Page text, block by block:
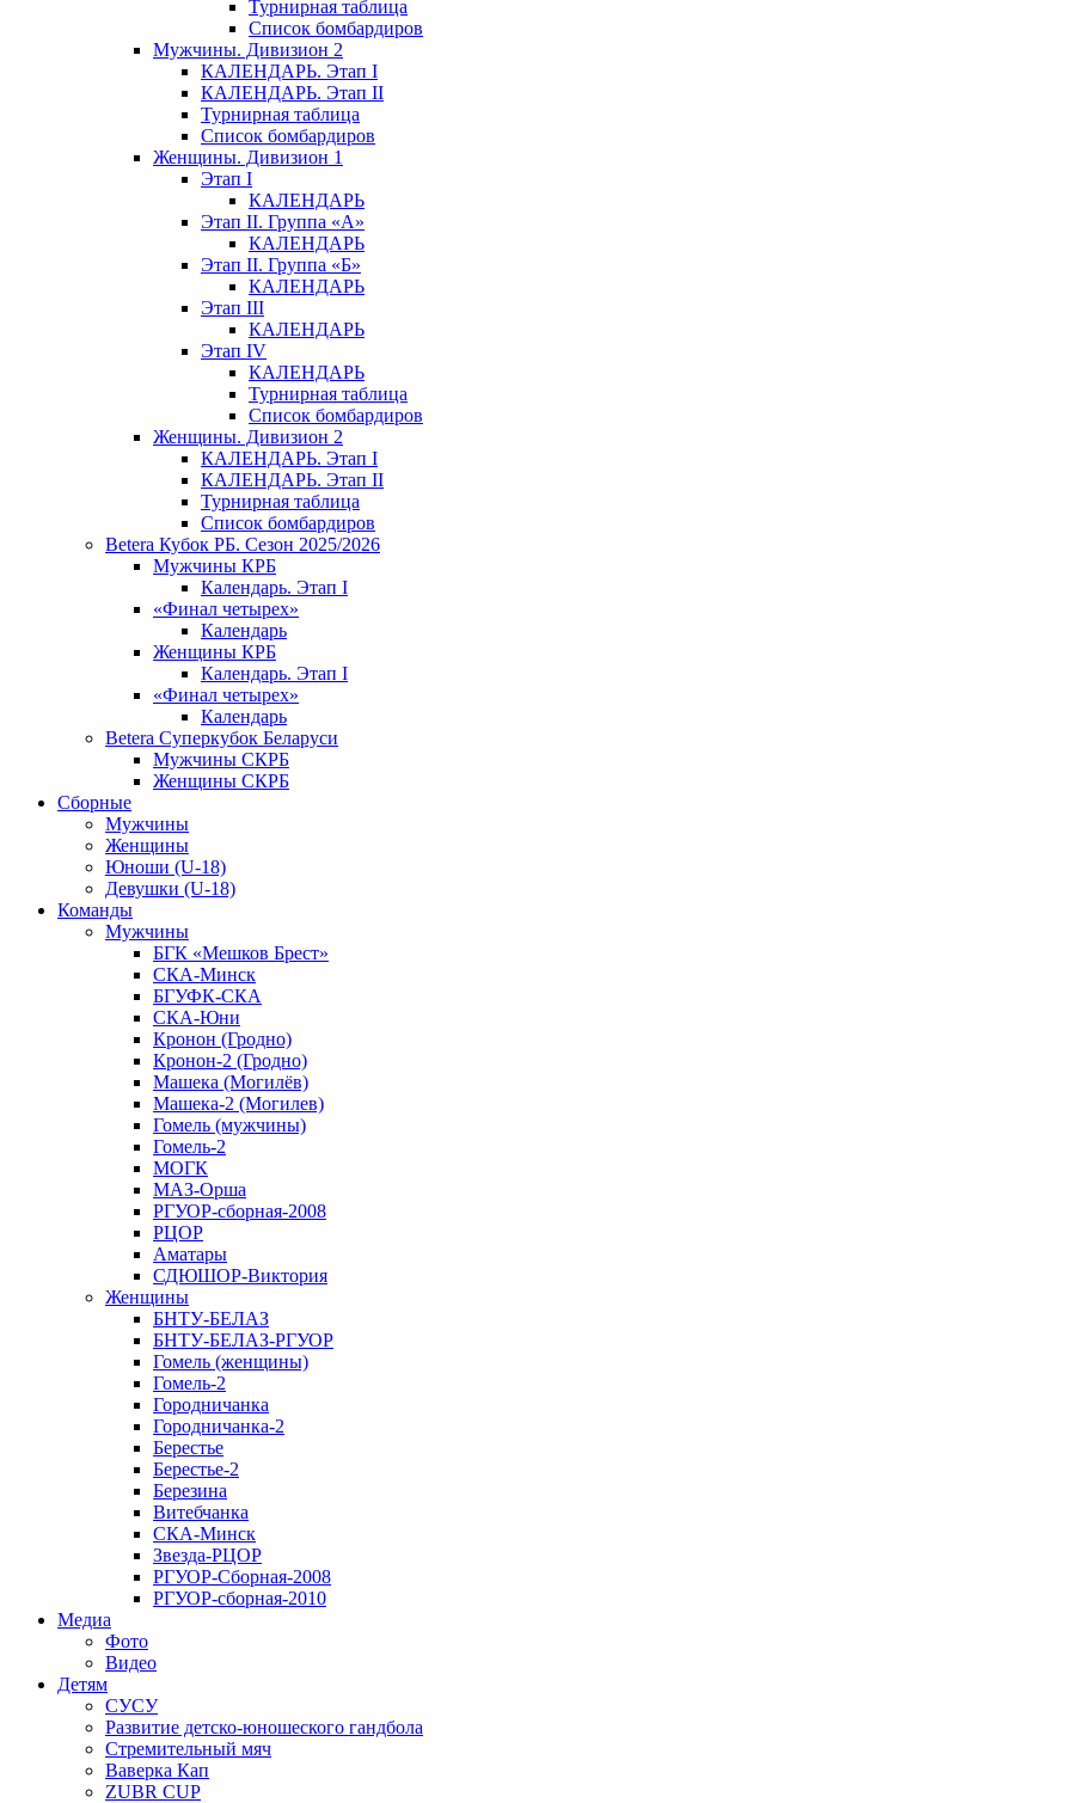
Турнирная таблица
Список бомбардиров
Мужчины. Дивизион 2
КАЛЕНДАРЬ. Этап I
КАЛЕНДАРЬ. Этап II
Турнирная таблица
Список бомбардиров
Женщины. Дивизион 1
Этап I
КАЛЕНДАРЬ
Этап II. Группа «А»
КАЛЕНДАРЬ
Этап II. Группа «Б»
КАЛЕНДАРЬ
Этап III
КАЛЕНДАРЬ
Этап IV
КАЛЕНДАРЬ
Турнирная таблица
Список бомбардиров
Женщины. Дивизион 2
КАЛЕНДАРЬ. Этап I
КАЛЕНДАРЬ. Этап II
Турнирная таблица
Список бомбардиров
Betera Кубок РБ. Сезон 2025/2026
Мужчины КРБ
Календарь. Этап I
«Финал четырех»
Календарь
Женщины КРБ
Календарь. Этап I
«Финал четырех»
Календарь
Betera Суперкубок Беларуси
Мужчины СКРБ
Женщины СКРБ
Сборные
Мужчины
Женщины
Юноши (U-18)
Девушки (U-18)
Команды
Мужчины
БГК «Мешков Брест»
СКА-Минск
БГУФК-СКА
СКА-Юни
Кронон (Гродно)
Кронон-2 (Гродно)
Машека (Могилёв)
Машека-2 (Могилев)
Гомель (мужчины)
Гомель-2
МОГК
МАЗ-Орша
РГУОР-сборная-2008
РЦОР
Аматары
СДЮШОР-Виктория
Женщины
БНТУ-БЕЛАЗ
БНТУ-БЕЛАЗ-РГУОР
Гомель (женщины)
Гомель-2
Городничанка
Городничанка-2
Берестье
Берестье-2
Березина
Витебчанка
СКА-Минск
Звезда-РЦОР
РГУОР-Сборная-2008
РГУОР-сборная-2010
Медиа
Фото
Видео
Детям
СУСУ
Развитие детско-юношеского гандбола
Стремительный мяч
Ваверка Кап
ZUBR CUP